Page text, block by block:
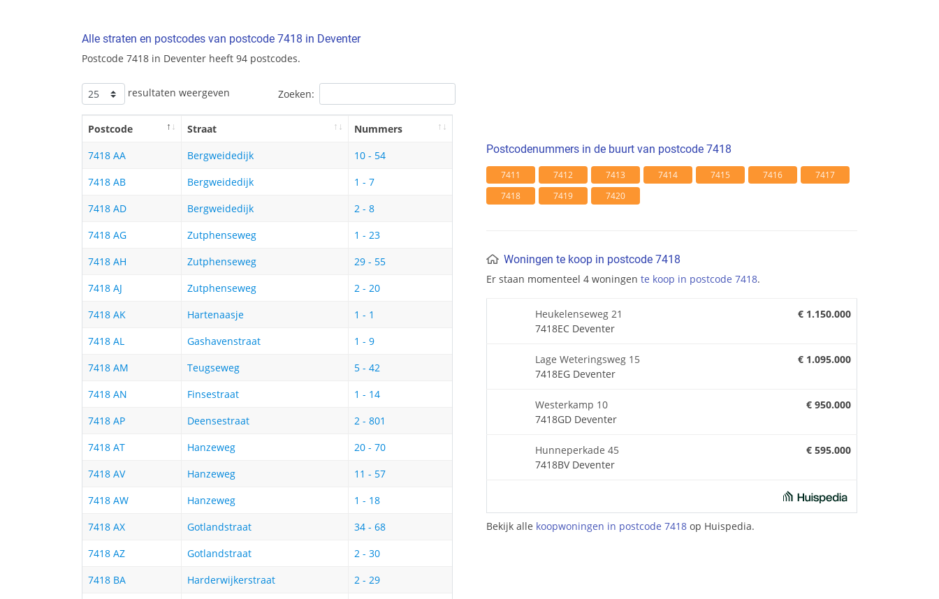
Alle straten en postcodes van postcode 7418 in Deventer
Postcode 7418 in Deventer heeft 94 postcodes.
resultaten weergeven Zoeken:
Postcode Straat
Nummers
7418 AA
Bergweidedijk
10 - 54
7418 AB
Bergweidedijk
1 - 7
7418 AD
Bergweidedijk
2 - 8
7418 AG
Zutphenseweg
1 - 23
7418 AH
Zutphenseweg
29 - 55
7418 AJ
Zutphenseweg
2 - 20
7418 AK
Hartenaasje
1 - 1
7418 AL
Gashavenstraat
1 - 9
7418 AM
Teugseweg
5 - 42
7418 AN
Finsestraat
1 - 14
7418 AP
Deensestraat
2 - 801
7418 AT
Hanzeweg
20 - 70
7418 AV
Hanzeweg
11 - 57
7418 AW
Hanzeweg
1 - 18
7418 AX
Gotlandstraat
34 - 68
7418 AZ
Gotlandstraat
2 - 30
7418 BA
Harderwijkerstraat
2 - 29
Postcodenummers in de buurt van postcode 7418
7411 7412 7413 7414 7415 7416
7417
7418
7419 7420
Woningen te koop in postcode 7418
Er staan momenteel 4 woningen te koop in postcode 7418.
Heukelenseweg 21
7418EC Deventer
€ 1.150.000
Lage Weteringsweg 15
7418EG Deventer
€ 1.095.000
Westerkamp 10
7418GD Deventer
€ 950.000
Hunneperkade 45
7418BV Deventer
€ 595.000
Bekijk alle koopwoningen in postcode 7418 op Huispedia.